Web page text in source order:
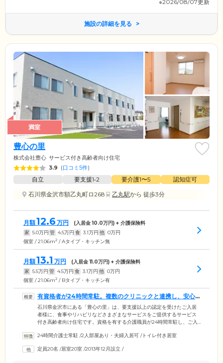
※2026/08/07更新
施設の詳細を見る
満室
豊心の里
株式会社豊心 サービス付き高齢者向け住宅
3.9 (口コミ5件)
自立 要支援1•2 要介護1〜5
認知症可
石川県金沢市額乙丸町ロ268
乙丸駅から 徒歩3分
月額12.6 万円 (入居金10.0万円) + 介護保険料
家 5.0万円 管 4.5万円 食 3.1万円 他 0万円
個室 / 21.06m2 / Aタイプ・キッチン無
月額13.1 万円 (入居金11.0万円) + 介護保険料
家 5.5万円 管 4.5万円 食 3.1万円 他 0万円
個室 / 21.06m2 / Bタイプ・キッチン有
有資格者が24時間常駐。複数のクリニックと連携し、安心
できる環境です
石川県金沢市にある「豊心の里」は、要支援以上の認定を受けたご入居
者様に、食事やリハビリなどさまざまなサービスをご提供するサービス
付き高齢者向け住宅です。資格を有する介護職員が24時間常駐し、ご入
のサポートを実施。夜間は2時間おきに館内を巡回し、緊急時には提携ク
もと、ご入居者様がいきいきとお過ごしいただける環境を目指しており
24時間介護士常駐 /2人部屋あり・夫婦入居可 /トイレ付き居室
定員20名 /居室20室 /2013年12月設立 /